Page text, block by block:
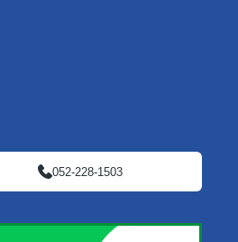
052-228-1503